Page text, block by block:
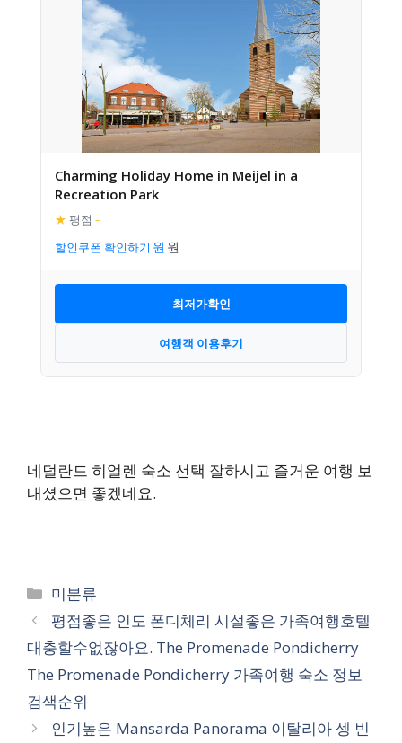
Charming Holiday Home in Meijel in a
Recreation Park
★ 평점 –
할인쿠폰 확인하기
최저가확인
여행객 이용후기
네덜란드 히얼렌 숙소 선택 잘하시고 즐거운 여행 보
내셨으면 좋겠네요.
카
테
고
리
미분류
평점좋은 인도 폰디체리 시설좋은 가족여행호텔
대충할수없잖아요. The Promenade Pondicherry
The Promenade Pondicherry 가족여행 숙소 정보
검색순위
인기높은 Mansarda Panorama 이탈리아 셍 빈